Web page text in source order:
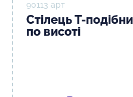
90113 арт
Стілець Т-
по висоті